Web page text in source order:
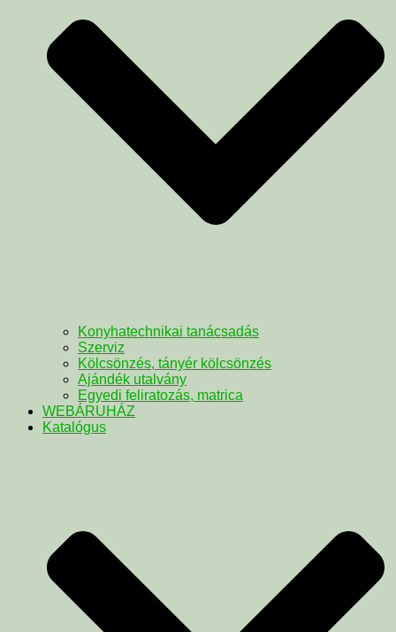
Konyhatechnikai tanácsadás
Szerviz
Kölcsönzés, tányér kölcsönzés
Ajándék utalvány
Egyedi feliratozás, matrica
WEBÁRUHÁZ
Katalógus